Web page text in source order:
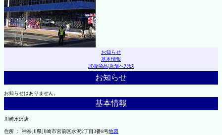
お知らせ
基本情報
取扱商品|店舗へｱｸｾｽ
お知らせ
お知らせはありません。
基本情報
川崎水沢店
住所 ： 神奈川県川崎市宮前区水沢2丁目3番8号地図